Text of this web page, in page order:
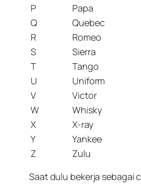
P
Papa
Q
Quebec
R
Romeo
S
Sierra
T
Tango
U
Uniform
V
Victor
W
Whisky
X
X-ray
Y
Yankee
Z
Zulu
Saat dulu bekerja sebagai